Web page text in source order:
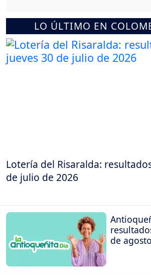
LO ÚLTIMO EN
Lotería del Risaralda:
de julio de 2026
de